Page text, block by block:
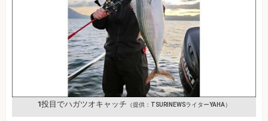
1投目でハガツオキャッチ （提供：TSURINEWSライターYAHA）